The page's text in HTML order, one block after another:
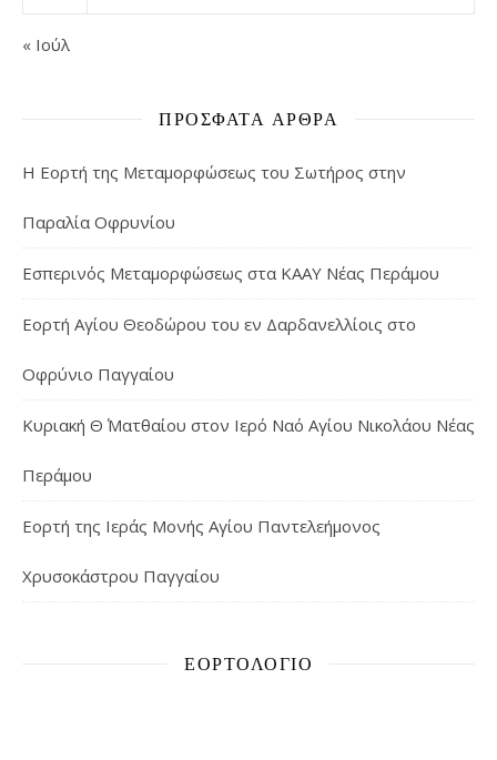
« Ιούλ
ΠΡΌΣΦΑΤΑ ΆΡΘΡΑ
Η Εορτή της Μεταμορφώσεως του Σωτήρος στην
Παραλία Οφρυνίου
Εσπερινός Μεταμορφώσεως στα ΚΑΑΥ Νέας Περάμου
Εορτή Αγίου Θεοδώρου του εν Δαρδανελλίοις στο
Οφρύνιο Παγγαίου
Κυριακή Θ΄ Ματθαίου στον Ιερό Ναό Αγίου Νικολάου Νέας
Περάμου
Εορτή της Ιεράς Μονής Αγίου Παντελεήμονος
Χρυσοκάστρου Παγγαίου
ΕΟΡΤΟΛΌΓΙΟ